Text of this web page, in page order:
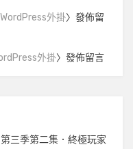
外掛〉發佈留
外掛〉發佈留言
三季第二集．終極玩家